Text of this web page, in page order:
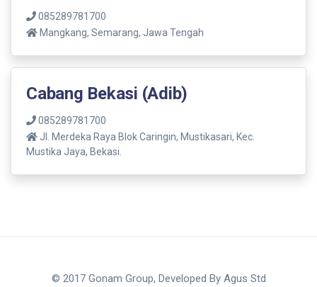
085289781700
Mangkang, Semarang, Jawa Tengah
Cabang Bekasi (Adib)
085289781700
Jl. Merdeka Raya Blok Caringin, Mustikasari, Kec.
Mustika Jaya, Bekasi.
© 2017 Gonam Group, Developed By Agus Std